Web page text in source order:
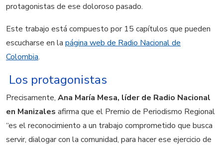
protagonistas de ese doloroso pasado.
Este trabajo está compuesto por 15 capítulos que pueden
escucharse en la página web de Radio Nacional de
Colombia.
Los protagonistas
Precisamente, Ana María Mesa, líder de Radio Nacional
en Manizales afirma que el Premio de Periodismo Regional
“es el reconocimiento a un trabajo comprometido que busca
servir, dialogar con la comunidad, para hacer ese ejercicio de